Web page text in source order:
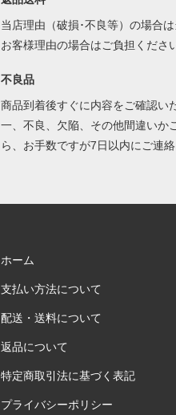
当店理由（破損･不良等）の場合は
お客様理由の場合はご負担くださ
不良品
商品到着後すぐに内容をご確認い
一、不良、欠陥、その他間違いか
ら、お手数ですが7日以内にご連
ホーム
支払い方法について
配送・送料について
返品について
特定商取引法に基づく表記
プライバシーポリシー